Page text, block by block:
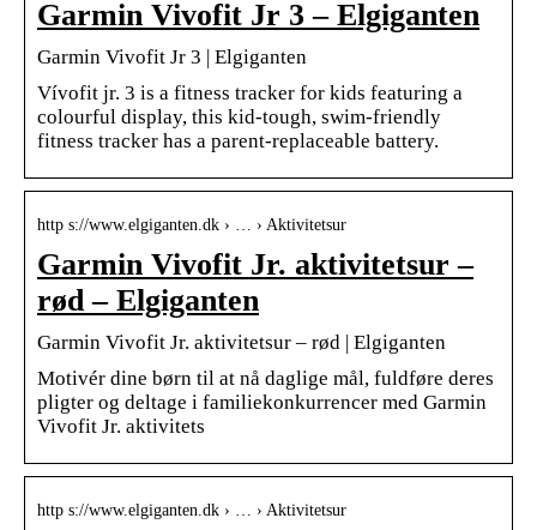
Garmin Vivofit Jr 3 – Elgiganten
Garmin Vivofit Jr 3 | Elgiganten
Vívofit jr. 3 is a fitness tracker for kids featuring a
colourful display, this kid-tough, swim-friendly
fitness tracker has a parent-replaceable battery.
http s://www.elgiganten.dk › … › Aktivitetsur
Garmin Vivofit Jr. aktivitetsur –
rød – Elgiganten
Garmin Vivofit Jr. aktivitetsur – rød | Elgiganten
Motivér dine børn til at nå daglige mål, fuldføre deres
pligter og deltage i familiekonkurrencer med Garmin
Vivofit Jr. aktivitets
http s://www.elgiganten.dk › … › Aktivitetsur